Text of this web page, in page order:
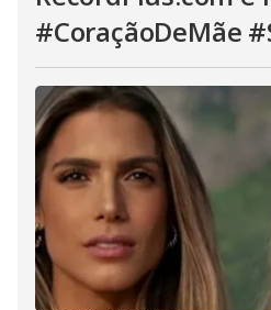
#CoraçãoDeMãe